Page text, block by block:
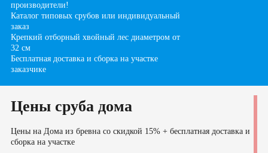
Сруб бани 5х6
Сруб бани 6х7
Сруб бани 7х8
Сруб бани 8х8
производители!
Каталог типовых срубов или индивидуальный
заказ
Крепкий отборный хвойный лес диаметром от
32 см
Бесплатная доставка и сборка на участке
заказчике
Цены сруба дома
Цены на Дома из бревна со скидкой 15% + бесплатная доставка и
сборка на участке